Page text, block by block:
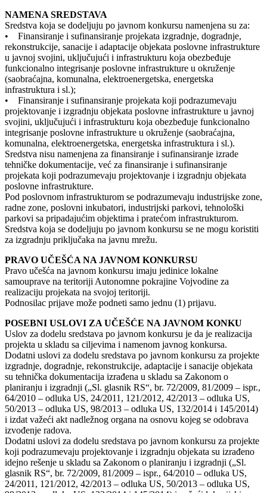
NAMENA SREDSTAVA
Sredstva koja se dodeljuju po javnom konkursu namenjena su za:
• Finansiranje i sufinansiranje projekata izgradnje, dogradnje,
rekonstrukcije, sanacije i adaptacije objekata poslovne infrastrukture
u javnoj svojini, uključujući i infrastrukturu koja obezbeđuje
funkcionalno integrisanje poslovne infrastrukture u okruženje
(saobraćajna, komunalna, elektroenergetska, energetska
infrastruktura i sl.);
• Finansiranje i sufinansiranje projekata koji podrazumevaju
projektovanje i izgradnju objekata poslovne infrastrukture u javnoj
svojini, uključujući i infrastrukturu koja obezbeđuje funkcionalno
integrisanje poslovne infrastrukture u okruženje (saobraćajna,
komunalna, elektroenergetska, energetska infrastruktura i sl.).
Sredstva nisu namenjena za finansiranje i sufinansiranje izrade
tehničke dokumentacije, već za finansiranje i sufinansiranje
projekata koji podrazumevaju projektovanje i izgradnju objekata
poslovne infrastrukture.
Pod poslovnom infrastrukturom se podrazumevaju industrijske zone,
radne zone, poslovni inkubatori, industrijski parkovi, tehnološki
parkovi sa pripadajućim objektima i pratećom infrastrukturom.
Sredstva koja se dodeljuju po javnom konkursu se ne mogu koristiti
za izgradnju priključaka na javnu mrežu.
PRAVO UČEŠĆA NA JAVNOM KONKURSU
Pravo učešća na javnom konkursu imaju jedinice lokalne
samouprave na teritoriji Autonomne pokrajine Vojvodine za
realizaciju projekata na svojoj teritoriji.
Podnosilac prijave može podneti samo jednu (1) prijavu.
POSEBNI USLOVI ZA UČEŠĆE NA JAVNOM KONKU
Uslov za dodelu sredstava po javnom konkursu je da je realizacija
projekta u skladu sa ciljevima i namenom javnog konkursa.
Dodatni uslovi za dodelu sredstava po javnom konkursu za projekte
izgradnje, dogradnje, rekonstrukcije, adaptacije i sanacije objekata
su tehnička dokumentacija izrađena u skladu sa Zakonom o
planiranju i izgradnji („Sl. glasnik RS“, br. 72/2009, 81/2009 – ispr.,
64/2010 – odluka US, 24/2011, 121/2012, 42/2013 – odluka US,
50/2013 – odluka US, 98/2013 – odluka US, 132/2014 i 145/2014)
i izdat važeći akt nadležnog organa na osnovu kojeg se odobrava
izvođenje radova.
Dodatni uslovi za dodelu sredstava po javnom konkursu za projekte
koji podrazumevaju projektovanje i izgradnju objekata su izrađeno
idejno rešenje u skladu sa Zakonom o planiranju i izgradnji („Sl.
glasnik RS“, br. 72/2009, 81/2009 – ispr., 64/2010 – odluka US,
24/2011, 121/2012, 42/2013 – odluka US, 50/2013 – odluka US,